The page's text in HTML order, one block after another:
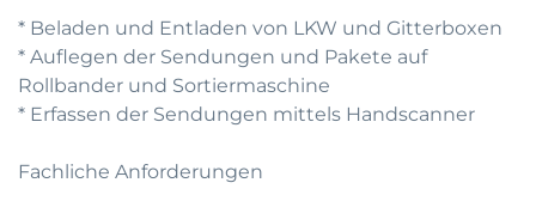
* Beladen und Entladen von LKW und Gitterboxen
* Auflegen der Sendungen und Pakete auf
Rollbander und Sortiermaschine
* Erfassen der Sendungen mittels Handscanner
Fachliche Anforderungen